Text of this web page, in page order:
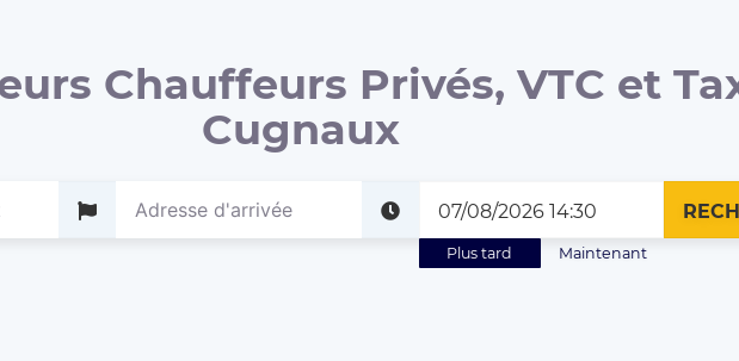
Chauffeurs Privés, VTC et
Cugnaux
Maintenant
Plus tard